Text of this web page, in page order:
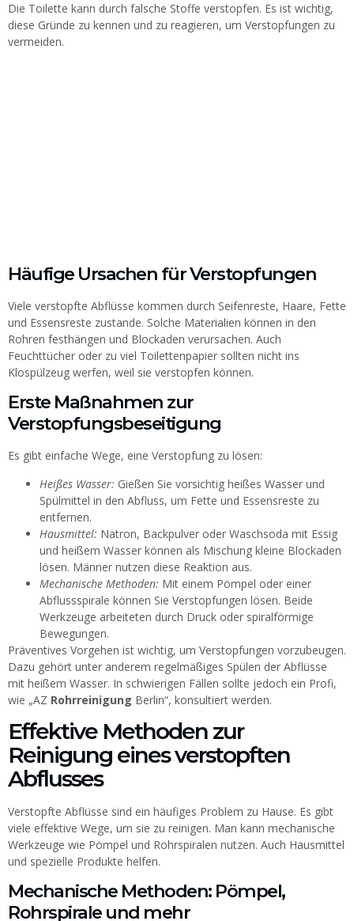
Die Toilette kann durch falsche Stoffe verstopfen. Es ist wichtig,
diese Gründe zu kennen und zu reagieren, um Verstopfungen zu
vermeiden.
Häufige Ursachen für Verstopfungen
Viele verstopfte Abflüsse kommen durch Seifenreste, Haare, Fette
und Essensreste zustande. Solche Materialien können in den
Rohren festhängen und Blockaden verursachen. Auch
Feuchttücher oder zu viel Toilettenpapier sollten nicht ins
Klospülzeug werfen, weil sie verstopfen können.
Erste Maßnahmen zur
Verstopfungsbeseitigung
Es gibt einfache Wege, eine Verstopfung zu lösen:
Heißes Wasser: Gießen Sie vorsichtig heißes Wasser und
Spülmittel in den Abfluss, um Fette und Essensreste zu
entfernen.
Hausmittel: Natron, Backpulver oder Waschsoda mit Essig
und heißem Wasser können als Mischung kleine Blockaden
lösen. Männer nutzen diese Reaktion aus.
Mechanische Methoden: Mit einem Pömpel oder einer
Abflussspirale können Sie Verstopfungen lösen. Beide
Werkzeuge arbeiteten durch Druck oder spiralförmige
Bewegungen.
Präventives Vorgehen ist wichtig, um Verstopfungen vorzubeugen.
Dazu gehört unter anderem regelmäßiges Spülen der Abflüsse
mit heißem Wasser. In schwierigen Fällen sollte jedoch ein Profi,
wie „AZ Rohrreinigung Berlin“, konsultiert werden.
Effektive Methoden zur
Reinigung eines verstopften
Abflusses
Verstopfte Abflüsse sind ein häufiges Problem zu Hause. Es gibt
viele effektive Wege, um sie zu reinigen. Man kann mechanische
Werkzeuge wie Pömpel und Rohrspiralen nutzen. Auch Hausmittel
und spezielle Produkte helfen.
Mechanische Methoden: Pömpel,
Rohrspirale und mehr